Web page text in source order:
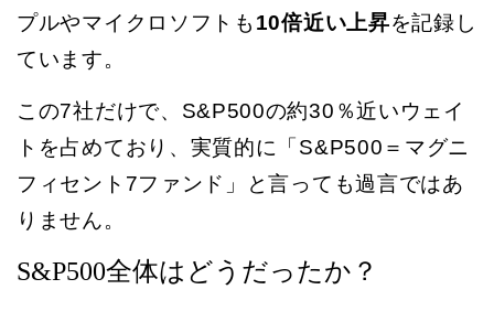
プルやマイクロソフトも 10倍近い上昇を記録し
ています。
この7社だけで、S&P500の約30％近いウェイ
トを占めており、実質的に「S&P500＝マグニ
フィセント7ファンド」と言っても過言ではあ
りません。
S&P500全体はどうだったか？